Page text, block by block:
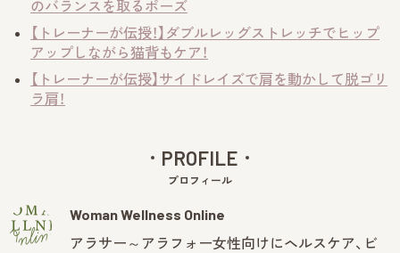
のバランスを取るポーズ
【トレーナーが伝授！】ダブルレッグストレッチでヒップ
アップしながら猫背もケア！
【トレーナーが伝授】サイドレイズで肩を動かして脱ゴリ
ラ肩！
PROFILE
プロフィール
Woman Wellness Online
アラサー～アラフォー女性向けにヘルスケア、ビ